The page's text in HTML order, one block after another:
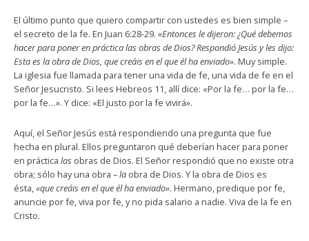
El último punto que quiero compartir con ustedes es bien simple –
el secreto de la fe. En Juan 6:28-29. «Entonces le dijeron: ¿Qué debemos
hacer para poner en práctica las obras de Dios? Respondió Jesús y les dijo:
Esta es la obra de Dios, que creáis en el que él ha enviado». Muy simple.
La iglesia fue llamada para tener una vida de fe, una vida de fe en el
Señor Jesucristo. Si lees Hebreos 11, allí dice: «Por la fe… por la fe…
por la fe…». Y dice: «El justo por la fe vivirá».
Aquí, el Señor Jesús está respondiendo una pregunta que fue
hecha en plural. Ellos preguntaron qué deberían hacer para poner
en práctica las obras de Dios. El Señor respondió que no existe otra
obra; sólo hay una obra –la obra de Dios. Y la obra de Dios es
ésta,«que creáis en el que él ha enviado». Hermano, predique por fe,
anuncie por fe, viva por fe, y no pida salario a nadie. Viva de la fe en
Cristo.